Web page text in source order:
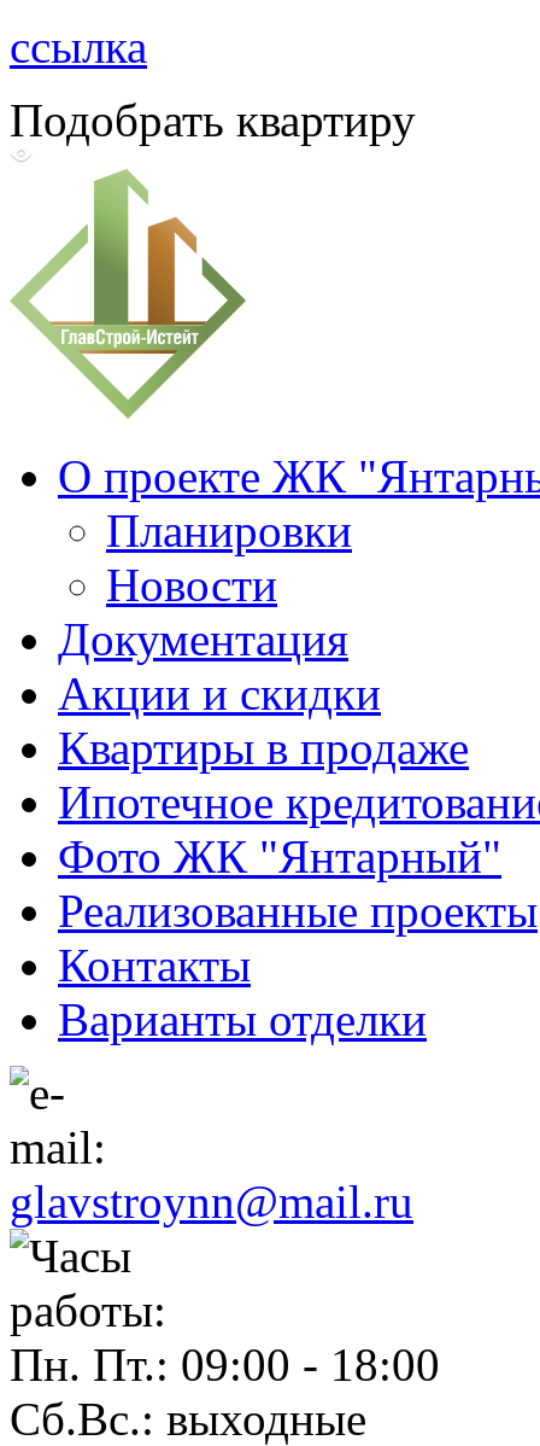
ссылка
Подобрать квартиру
О проекте ЖК
Планировки
Новости
Документация
Акции и скидки
Квартиры в продаже
Ипотечное
Фото ЖК "Янтарный"
Реализованные проекты
Контакты
Варианты отделки
glavstroynn@mail.ru
Пн. Пт.: 09:00 - 18:00
Сб.Вс.: выходные